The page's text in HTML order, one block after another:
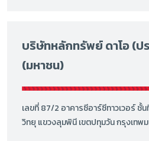
บริษัทหลักทรัพย์ ดาโอ (ป
(มหาชน)
เลขที่ 87/2 อาคารซีอาร์ซีทาวเวอร์
วิทยุ แขวงลุมพินี เขตปทุมวัน กรุงเทพ